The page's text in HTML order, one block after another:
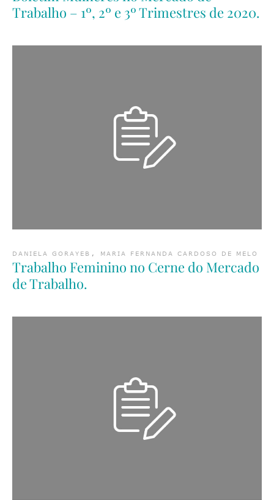
Trabalho – 1º, 2º e 3º Trimestres de 2020.
DANIELA GORAYEB , MARIA FERNANDA CARDOSO DE MELO
Trabalho Feminino no Cerne do Mercado
de Trabalho.